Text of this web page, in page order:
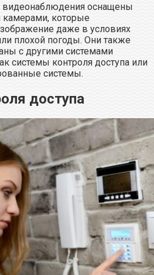
оснащены
которые
даже в условиях
плохой погоды. Они также
с другими системами
системы контроля доступа или
системы.
доступа